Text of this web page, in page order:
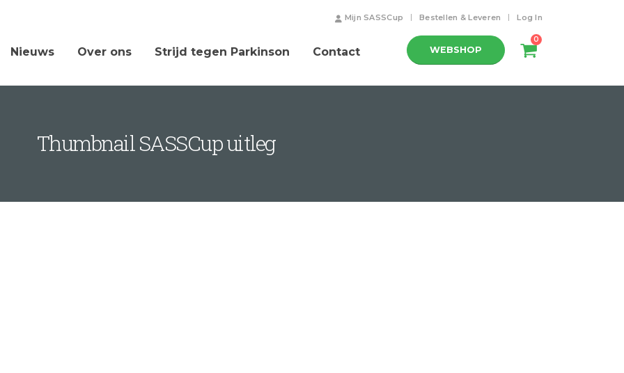
Mijn SASSCup Bestellen & Leveren Log In
Nieuws Over ons Strijd tegen Parkinson Contact WEBSHOP
0
Thumbnail SASSCup uitleg